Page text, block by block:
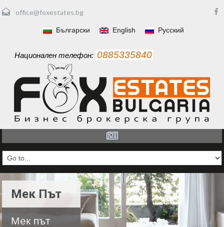
office@foxestates.bg
Български English Русский
Национален телефон: 0885335840
Мек Път
Мек път